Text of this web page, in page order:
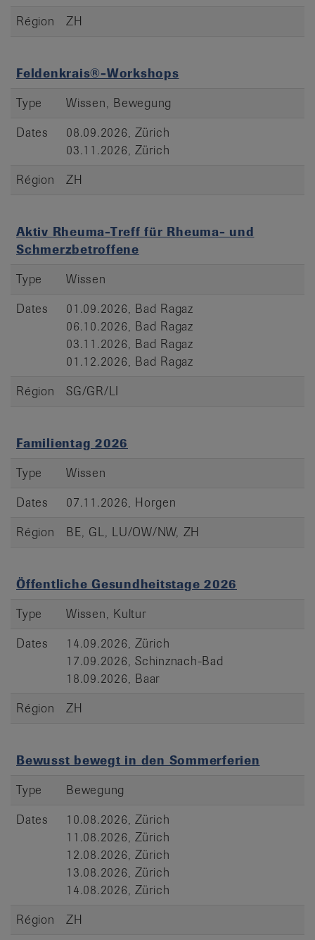
Région ZH
Feldenkrais®-Workshops
Type
Wissen, Bewegung
Dates
08.09.2026, Zürich
03.11.2026, Zürich
Région
ZH
Aktiv Rheuma-Treff für Rheuma- und
Schmerzbetroffene
Type
Wissen
Dates
01.09.2026, Bad Ragaz
06.10.2026, Bad Ragaz
03.11.2026, Bad Ragaz
01.12.2026, Bad Ragaz
Région
SG/GR/LI
Familientag 2026
Type
Wissen
Dates
07.11.2026, Horgen
Région
BE, GL, LU/OW/NW, ZH
Öffentliche Gesundheitstage 2026
Type
Wissen, Kultur
Dates
14.09.2026, Zürich
17.09.2026, Schinznach-Bad
18.09.2026, Baar
Région
ZH
Bewusst bewegt in den Sommerferien
Type
Bewegung
Dates
10.08.2026, Zürich
11.08.2026, Zürich
12.08.2026, Zürich
13.08.2026, Zürich
14.08.2026, Zürich
Région
ZH